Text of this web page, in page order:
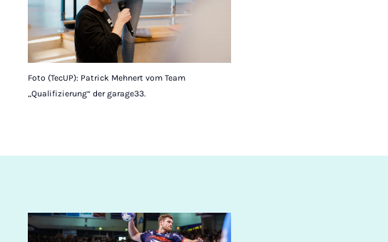
Foto (TecUP): Patrick Mehnert vom Team
„Qualifizierung“ der garage33.